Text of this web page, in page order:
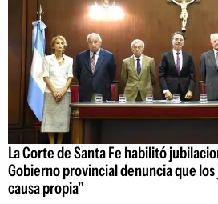
La Corte de Santa Fe habilitó
Gobierno provincial denuncia que
causa propia"